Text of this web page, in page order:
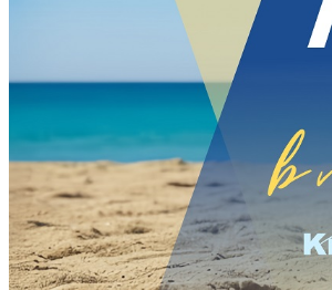
Летний дом, баня, гараж